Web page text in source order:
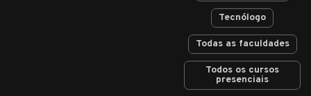
Tecnólogo
Todas as faculdades
Todos os cursos
presenciais